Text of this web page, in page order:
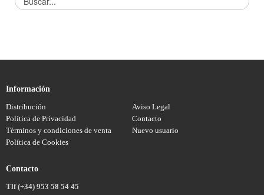
Información
Distribución
Aviso Legal
Política de Privacidad
Contacto
Términos y condiciones de venta
Nuevo usuario
Política de Cookies
Contacto
Tlf (+34) 953 58 54 45